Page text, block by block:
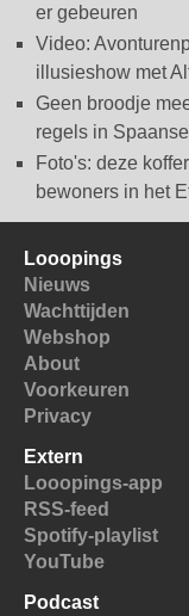
er gebeuren
Video:
illusieshow met
Geen broodje
regels in
Foto's: deze
bewoners in het
Looopings
Nieuws
Wachttijden
Webshop
About
Voorkeuren
Privacy
Extern
Looopings-app
RSS-feed
Spotify-playlist
YouTube
Podcast